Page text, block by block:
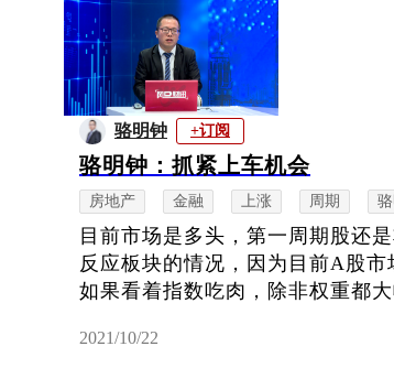
骆明钟 +订阅
骆明钟：抓紧上车机会
房地产 金融 上涨 周期
目前市场是多头，第一周期股还
反应板块的情况，因为目前A股
如果看着指数吃肉，除非权重都
2021/10/22